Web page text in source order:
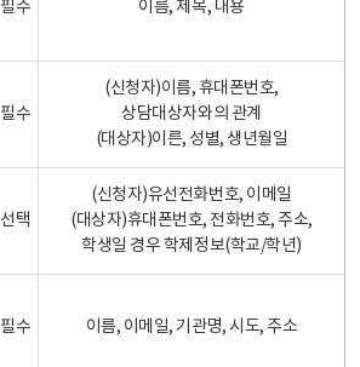
필수 이름, 제목, 내용
필수
(신청자)이름, 휴대폰번호,
상담대상자와의 관계
(대상자)이른, 성별, 생년월일
선택
(신청자)유선전화번호, 이메일
(대상자)휴대폰번호, 전화번호, 주소,
학생일 경우 학제정보(학교/학년)
필수 이름, 이메일, 기관명, 시도, 주소